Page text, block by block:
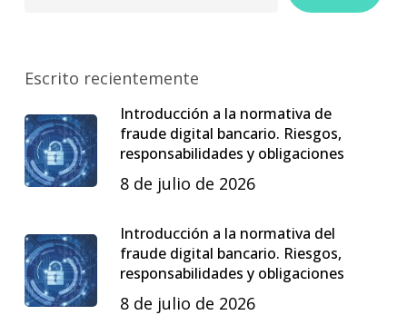
Escrito recientemente
Introducción a la normativa de
fraude digital bancario. Riesgos,
responsabilidades y obligaciones
8 de julio de 2026
Introducción a la normativa del
fraude digital bancario. Riesgos,
responsabilidades y obligaciones
8 de julio de 2026